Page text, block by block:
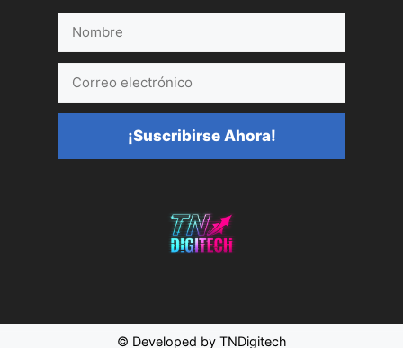
electrónico
¡Suscribirse Ahora!